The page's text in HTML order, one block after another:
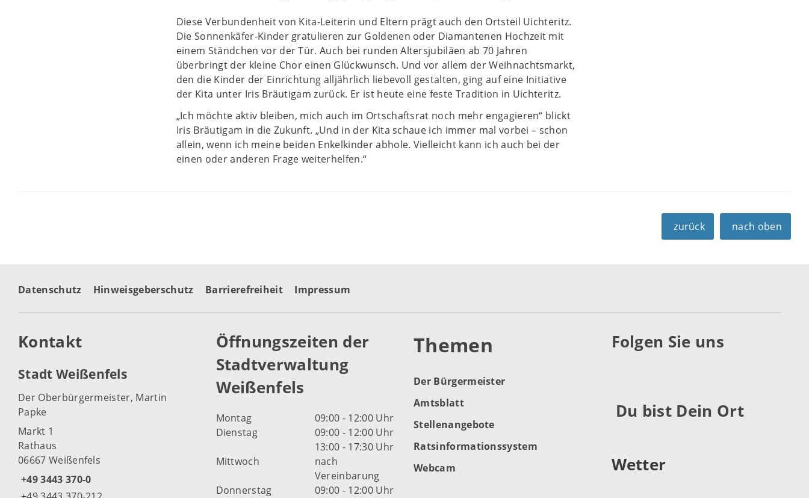
Diese Verbundenheit von Kita-Leiterin und Eltern prägt auch den Ortsteil Uichteritz.
Die Sonnenkäfer-Kinder gratulieren zur Goldenen oder Diamantenen Hochzeit mit
einem Ständchen vor der Tür. Auch bei runden Altersjubiläen ab 70 Jahren
überbringt der kleine Chor einen Glückwunsch. Und vor allem der Weihnachtsmarkt,
den die Kinder der Einrichtung alljährlich liebevoll gestalten, ging auf eine Initiative
der Kita unter Iris Bräutigam zurück. Er ist heute eine feste Tradition in Uichteritz.
„Ich möchte aktiv bleiben, mich auch im Ortschaftsrat noch mehr engagieren“ blickt
Iris Bräutigam in die Zukunft. „Und in der Kita schaue ich immer mal vorbei – schon
allein, wenn ich meine beiden Enkelkinder abhole. Vielleicht kann ich auch bei der
einen oder anderen Frage weiterhelfen.“
zurück nach oben
Datenschutz Hinweisgeberschutz Barrierefreiheit Impressum
Kontakt
Stadt Weißenfels
Der Oberbürgermeister, Martin
Papke
Markt 1
Rathaus
06667 Weißenfels
+49 3443 370-0
Öffnungszeiten der
Stadtverwaltung
Weißenfels
Montag
09:00 - 12:00 Uhr
Dienstag
09:00 - 12:00 Uhr
13:00 - 17:30 Uhr
Mittwoch
nach
Vereinbarung
Donnerstag
09:00 - 12:00 Uhr
Themen
Der Bürgermeister
Amtsblatt
Stellenangebote
Ratsinformationssystem
Webcam
Folgen Sie uns
Du bist Dein Ort
Wetter